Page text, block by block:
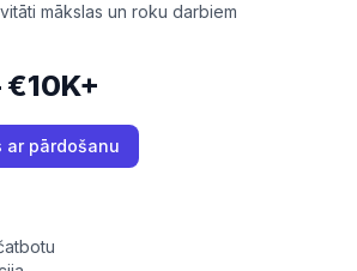
mākslas un roku darbiem
ar pārdošanu